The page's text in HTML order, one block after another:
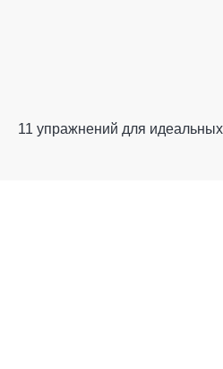
11 упражнений для